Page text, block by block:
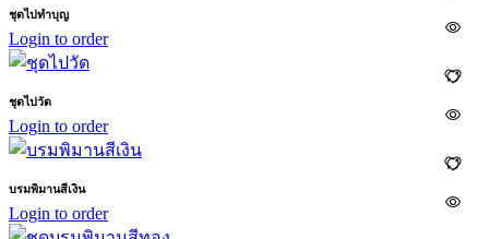
ชุดไปทำบุญ
Login to order
ชุดไปวัด
Login to order
บรมพิมานสีเงิน
Login to order